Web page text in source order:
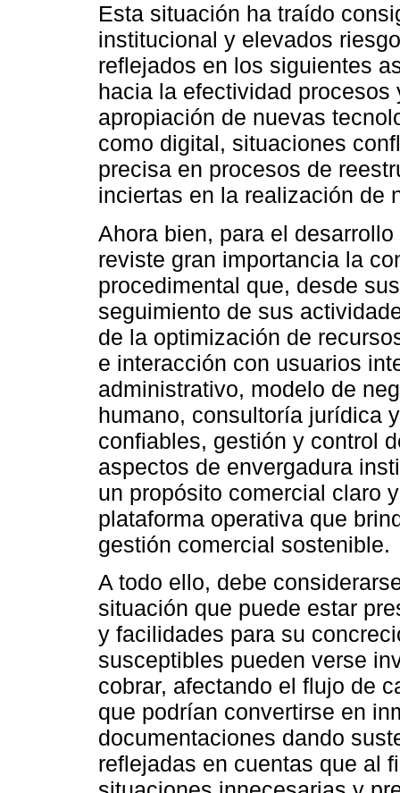
Esta situación ha traído
institucional y elevados
reflejados en los siguientes
hacia la efectividad
apropiación de nuevas
como digital, situaciones
precisa en procesos de
inciertas en la realización de
Ahora bien, para el
reviste gran importancia la
procedimental que, desde
seguimiento de sus
de la optimización de
e interacción con usuarios
administrativo, modelo de
humano, consultoría jurídica
confiables, gestión y control
aspectos de envergadura
un propósito comercial claro
plataforma operativa que
gestión comercial sostenible.
A todo ello, debe
situación que puede estar
y facilidades para su
susceptibles pueden verse
cobrar, afectando el flujo de
que podrían convertirse en
documentaciones dando
reflejadas en cuentas que al